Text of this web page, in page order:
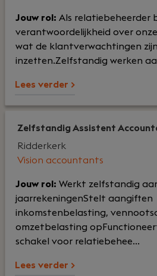
Jouw rol: Als relatiebeheerder
verantwoordelijkheid over
wat de klantverwachtingen
inzetten.Zelfstandig werken
Lees verder >
Zelfstandig Assistent
Vision accountants
Ridderkerk
Jouw rol: Werkt zelfstandig
jaarrekeningenStelt aangiften
inkomstenbelasting,
omzetbelasting
schakel voor relatiebehee...
Lees verder >